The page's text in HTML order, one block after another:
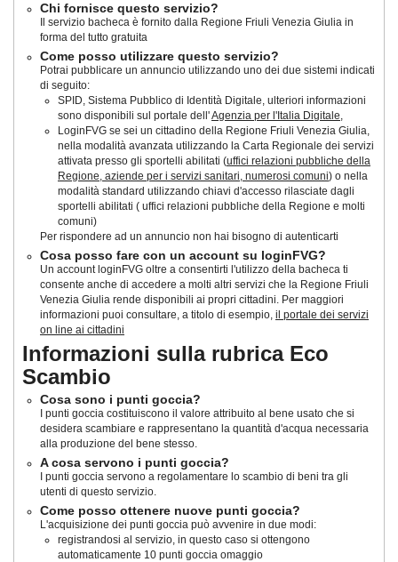
Chi fornisce questo servizio?
Il servizio bacheca è fornito dalla Regione Friuli Venezia Giulia in
forma del tutto gratuita
Come posso utilizzare questo servizio?
Potrai pubblicare un annuncio utilizzando uno dei due sistemi indicati
di seguito:
SPID, Sistema Pubblico di Identità Digitale, ulteriori informazioni
sono disponibili sul portale dell'Agenzia per l'Italia Digitale,
LoginFVG se sei un cittadino della Regione Friuli Venezia Giulia,
nella modalità avanzata utilizzando la Carta Regionale dei servizi
attivata presso gli sportelli abilitati (uffici relazioni pubbliche della
Regione, aziende per i servizi sanitari, numerosi comuni) o nella
modalità standard utilizzando chiavi d'accesso rilasciate dagli
sportelli abilitati ( uffici relazioni pubbliche della Regione e molti
comuni)
Per rispondere ad un annuncio non hai bisogno di autenticarti
Cosa posso fare con un account su loginFVG?
Un account loginFVG oltre a consentirti l'utilizzo della bacheca ti
consente anche di accedere a molti altri servizi che la Regione Friuli
Venezia Giulia rende disponibili ai propri cittadini. Per maggiori
informazioni puoi consultare, a titolo di esempio, il portale dei servizi
on line ai cittadini
Informazioni sulla rubrica Eco
Scambio
Cosa sono i punti goccia?
I punti goccia costituiscono il valore attribuito al bene usato che si
desidera scambiare e rappresentano la quantità d'acqua necessaria
alla produzione del bene stesso.
A cosa servono i punti goccia?
I punti goccia servono a regolamentare lo scambio di beni tra gli
utenti di questo servizio.
Come posso ottenere nuove punti goccia?
L'acquisizione dei punti goccia può avvenire in due modi:
registrandosi al servizio, in questo caso si ottengono
automaticamente 10 punti goccia omaggio